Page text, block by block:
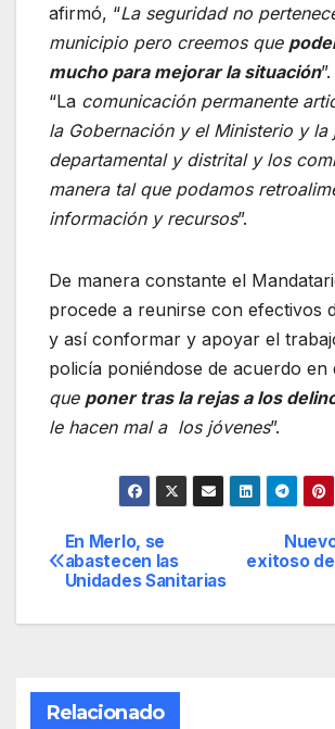
afirmó, “La seguridad no
municipio pero creemos que
mucho para mejorar la situación
“La comunicación permanente
la Gobernación y el Ministerio y la
departamental y distrital y los
manera tal que podamos
información y recursos”.
De manera constante el
procede a reunirse con efectivos
y así conformar y apoyar el
policía poniéndose de acuerdo en
que poner tras la rejas a los
le hacen mal a los jóvenes”.
Navegación
de
exitoso
En Merlo, se
abastecen las
Unidades Sanitarias
Relacionado